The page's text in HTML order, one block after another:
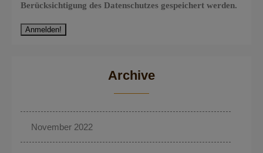
Berücksichtigung des Datenschutzes gespeichert werden.
Archive
November 2022